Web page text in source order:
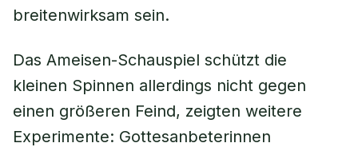
breitenwirksam sein.
Das Ameisen-Schauspiel schützt die
kleinen Spinnen allerdings nicht gegen
einen größeren Feind, zeigten weitere
Experimente: Gottesanbeterinnen